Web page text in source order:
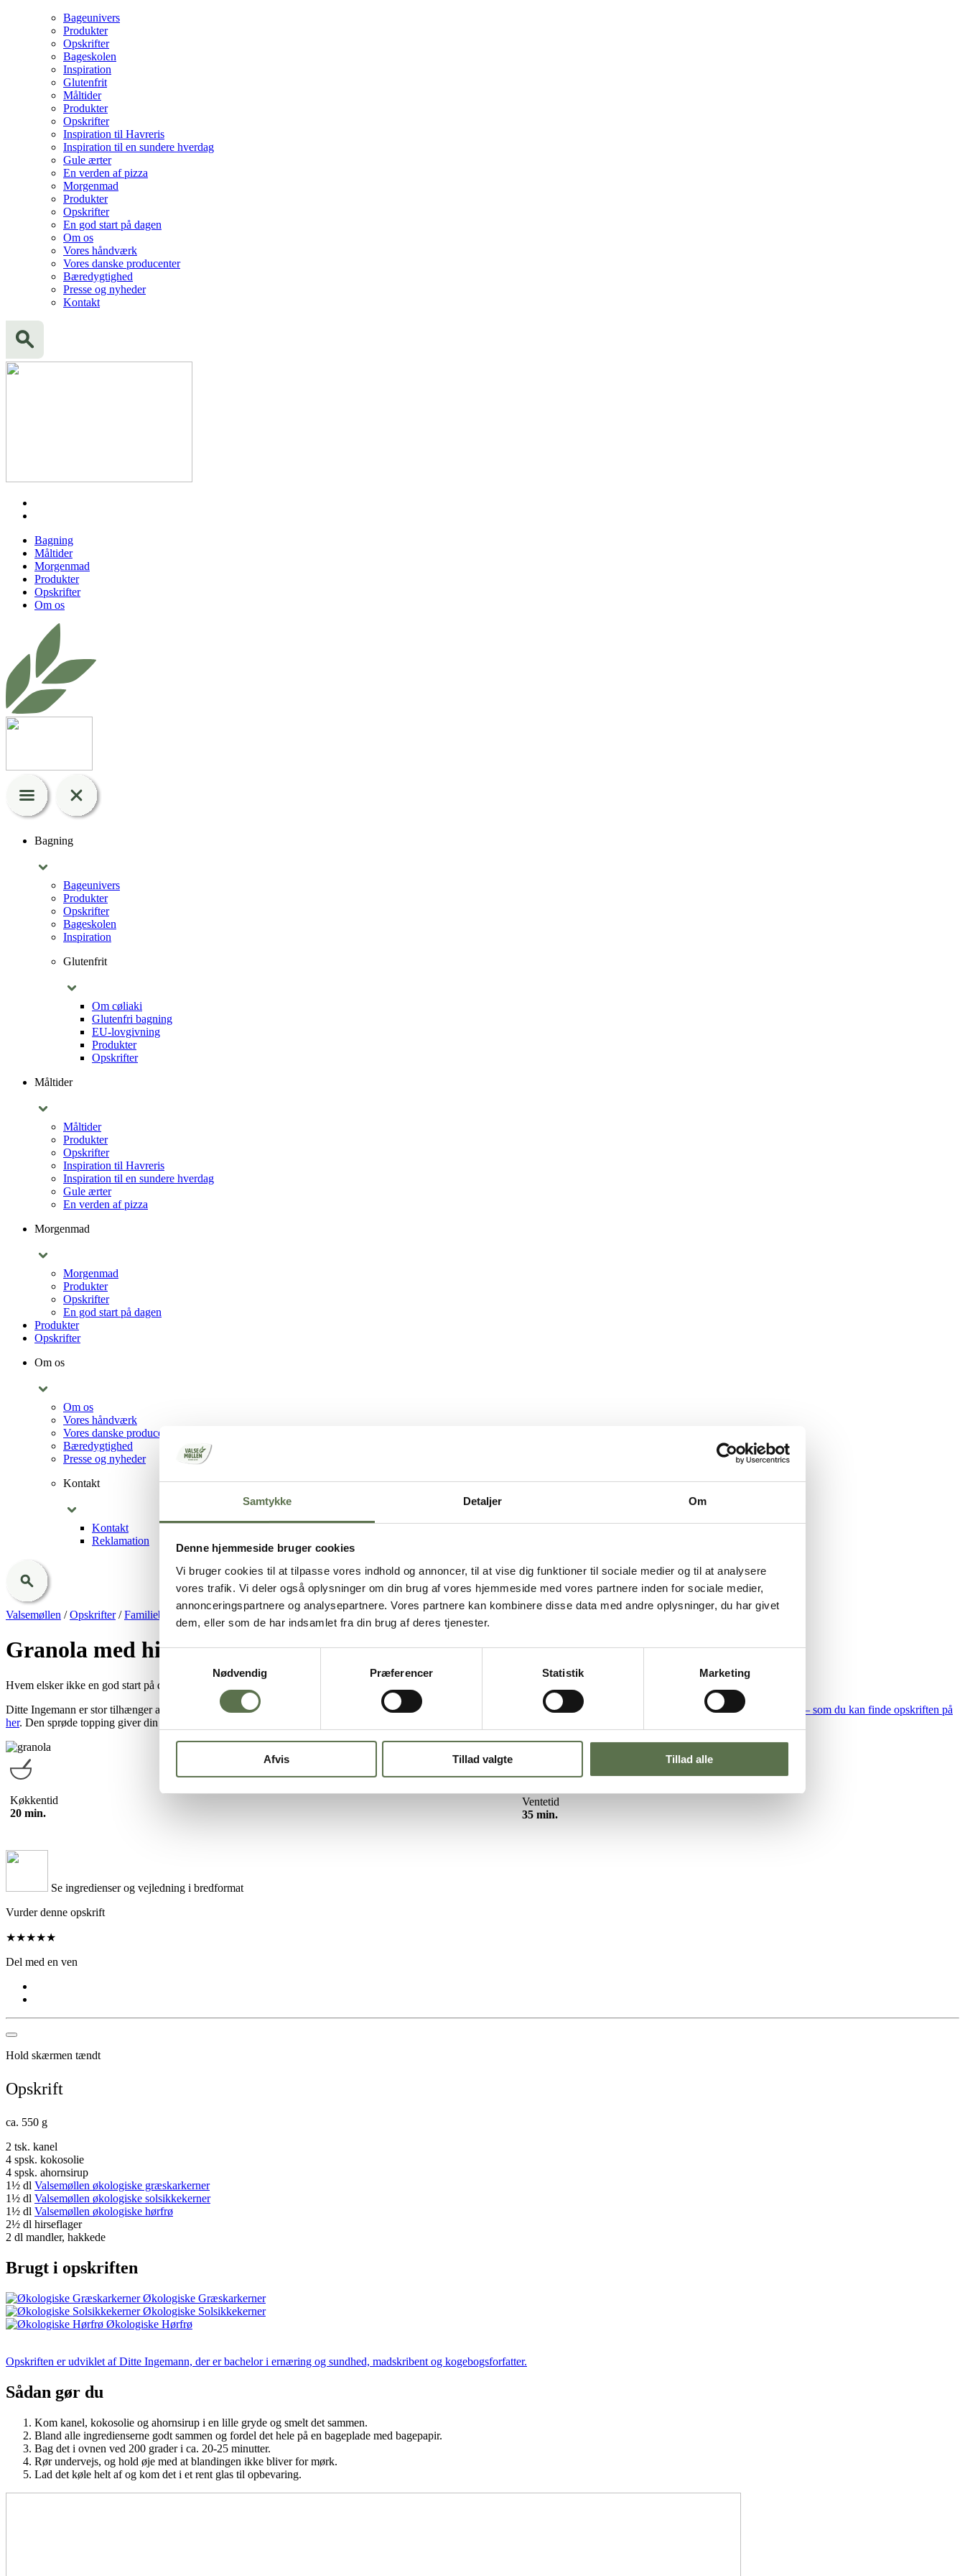
Samtykke Detaljer Om
Denne hjemmeside bruger cookies
Vi bruger cookies til at tilpasse vores indhold og annoncer, til at vise dig funktioner til sociale medier og til at analysere
vores trafik. Vi deler også oplysninger om din brug af vores hjemmeside med vores partnere inden for sociale medier,
annonceringspartnere og analysepartnere. Vores partnere kan kombinere disse data med andre oplysninger, du har givet
dem, eller som de har indsamlet fra din brug af deres tjenester.
Samtykkevalg
Nødvendig
Præferencer Statistik Marketing
Afvis Tillad valgte Tillad alle
Bageunivers
Produkter
Opskrifter
Bageskolen
Inspiration
Glutenfrit
Måltider
Produkter
Opskrifter
Inspiration til Havreris
Inspiration til en sundere hverdag
Gule ærter
En verden af pizza
Morgenmad
Produkter
Opskrifter
En god start på dagen
Om os
Vores håndværk
Vores danske producenter
Bæredygtighed
Presse og nyheder
Kontakt
Bagning
Måltider
Morgenmad
Produkter
Opskrifter
Om os
Bagning
Bageunivers
Produkter
Opskrifter
Bageskolen
Inspiration
Glutenfrit
Om cøliaki
Glutenfri bagning
EU-lovgivning
Produkter
Opskrifter
Måltider
Måltider
Produkter
Opskrifter
Inspiration til Havreris
Inspiration til en sundere hverdag
Gule ærter
En verden af pizza
Morgenmad
Morgenmad
Produkter
Opskrifter
En god start på dagen
Produkter
Opskrifter
Om os
Om os
Vores håndværk
Vores danske producenter
Bæredygtighed
Presse og nyheder
Kontakt
Kontakt
Reklamation
Valsemøllen /Opskrifter/Familiebageopskrifter Granola med hirse og hørfrø
Granola med hirse og hørfrø
Hvem elsker ikke en god start på dagen? Med denne skønne og sprøde granola er dagen godt på vej.
Ditte Ingemann er stor tilhænger af en god start på dagen, og hun deler gerne ud af sine opskrifter. Denne lækre granola kan bruges på både yoghurt, skyr ogen morgen-greenie – som du kan finde opskriften på
her. Den sprøde topping giver din morgen et lækkert touch og et ekstra bid.
Køkkentid
20 min.
Ventetid
35 min.
Se ingredienser og vejledning i bredformat
Vurder denne opskrift
★★★★★
Del med en ven
Hold skærmen tændt
Opskrift
ca. 550 g
2 tsk. kanel
4 spsk. kokosolie
4 spsk. ahornsirup
1½ dl Valsemøllen økologiske græskarkerner
1½ dl Valsemøllen økologiske solsikkekerner
1½ dl Valsemøllen økologiske hørfrø
2½ dl hirseflager
2 dl mandler, hakkede
Brugt i opskriften
Økologiske Græskarkerner
Økologiske Solsikkekerner
Økologiske Hørfrø
Opskriften er udviklet af Ditte Ingemann, der er bachelor i ernæring og sundhed, madskribent og kogebogsforfatter.
Sådan gør du
Kom kanel, kokosolie og ahornsirup i en lille gryde og smelt det sammen.
Bland alle ingredienserne godt sammen og fordel det hele på en bageplade med bagepapir.
Bag det i ovnen ved 200 grader i ca. 20-25 minutter.
Rør undervejs, og hold øje med at blandingen ikke bliver for mørk.
Lad det køle helt af og kom det i et rent glas til opbevaring.